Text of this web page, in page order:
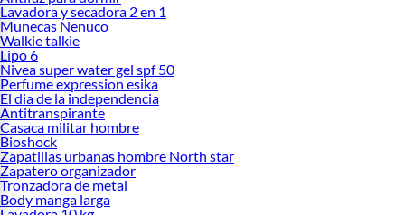
Lavadora y secadora 2 en 1
Munecas Nenuco
Walkie talkie
Lipo 6
Nivea super water gel spf 50
Perfume expression esika
El dia de la independencia
Antitranspirante
Casaca militar hombre
Bioshock
Zapatillas urbanas hombre North star
Zapatero organizador
Tronzadora de metal
Body manga larga